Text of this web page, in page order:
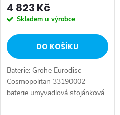
4 823 Kč
Skladem u výrobce
DO KOŠÍKU
Baterie: Grohe Eurodisc
Cosmopolitan 33190002
baterie umyvadlová stojánková
s výpustí od značky Grohe.